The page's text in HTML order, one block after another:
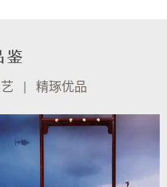
| 精琢优品